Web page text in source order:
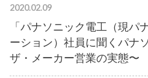
2020.02.09
「パナソニック電工（現パ
ーション）社員に聞くパナ
ザ・メーカー営業の実態〜